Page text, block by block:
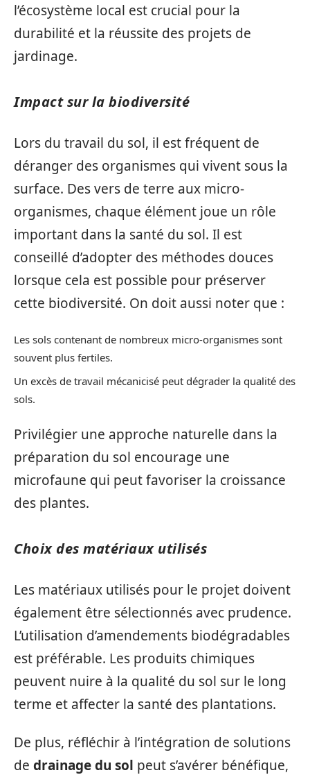
l’écosystème local est crucial pour la
durabilité et la réussite des projets de
jardinage.
Impact sur la biodiversité
Lors du travail du sol, il est fréquent de
déranger des organismes qui vivent sous la
surface. Des vers de terre aux micro-
organismes, chaque élément joue un rôle
important dans la santé du sol. Il est
conseillé d’adopter des méthodes douces
lorsque cela est possible pour préserver
cette biodiversité. On doit aussi noter que :
Les sols contenant de nombreux micro-organismes sont
souvent plus fertiles.
Un excès de travail mécanicisé peut dégrader la qualité des
sols.
Privilégier une approche naturelle dans la
préparation du sol encourage une
microfaune qui peut favoriser la croissance
des plantes.
Choix des matériaux utilisés
Les matériaux utilisés pour le projet doivent
également être sélectionnés avec prudence.
L’utilisation d’amendements biodégradables
est préférable. Les produits chimiques
peuvent nuire à la qualité du sol sur le long
terme et affecter la santé des plantations.
De plus, réfléchir à l’intégration de solutions
de drainage du sol peut s’avérer bénéfique,